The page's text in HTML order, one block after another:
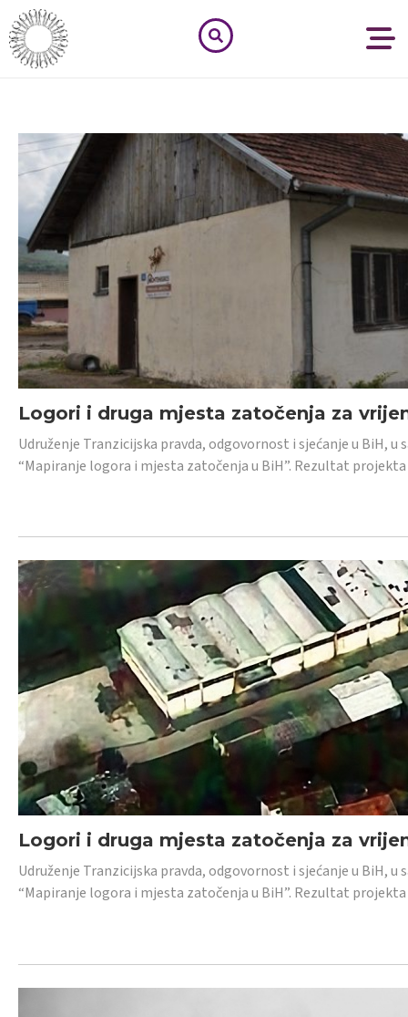
Logori i druga mjesta zatočenja za
Udruženje Tranzicijska pravda, odgovornost i sjećanje u BiH,
“Mapiranje logora i mjesta zatočenja u BiH”. Rezultat
Logori i druga mjesta zatočenja za
Udruženje Tranzicijska pravda, odgovornost i sjećanje u BiH,
“Mapiranje logora i mjesta zatočenja u BiH”. Rezultat